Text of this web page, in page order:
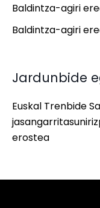
Baldintza-agiri
Baldintza-agiri
Jardunbide
Euskal Trenbide
erostea